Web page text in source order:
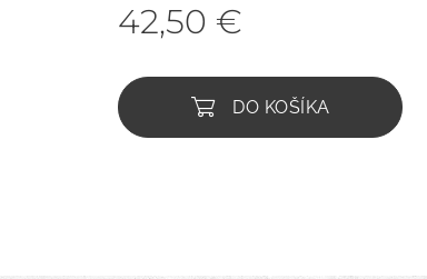
42,50 €
DO KOŠÍKA